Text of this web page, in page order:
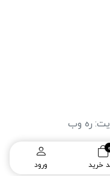
خرید
0
ورود
: ره وب